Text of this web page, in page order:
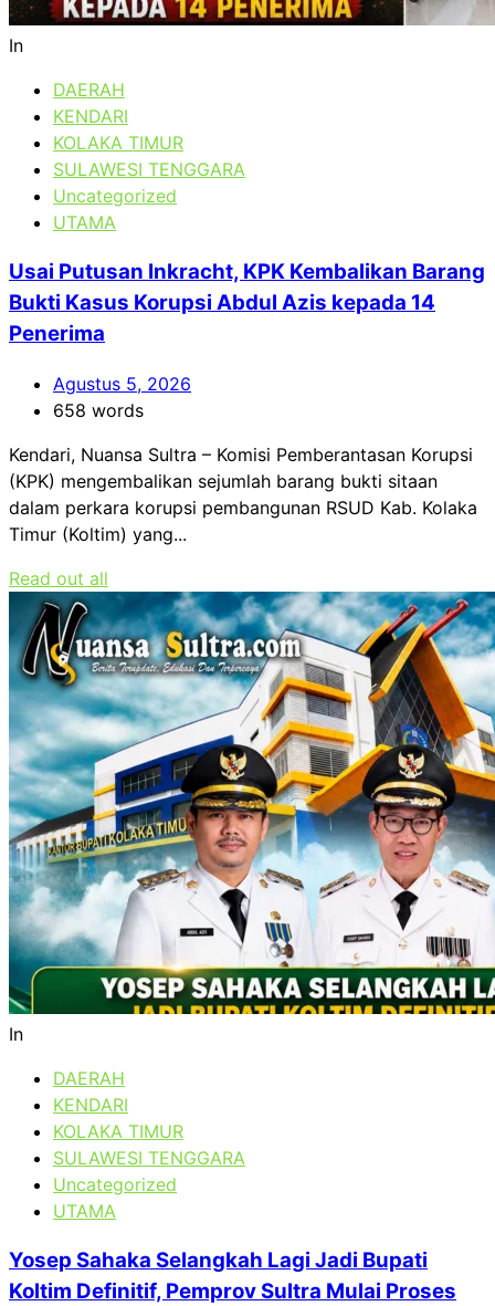
In
DAERAH
KENDARI
KOLAKA TIMUR
SULAWESI TENGGARA
Uncategorized
UTAMA
Usai Putusan Inkracht, KPK Kembalikan Barang
Bukti Kasus Korupsi Abdul Azis kepada 14
Penerima
Agustus 5, 2026
658 words
Kendari, Nuansa Sultra – Komisi Pemberantasan Korupsi
(KPK) mengembalikan sejumlah barang bukti sitaan
dalam perkara korupsi pembangunan RSUD Kab. Kolaka
Timur (Koltim) yang...
Read out all
In
DAERAH
KENDARI
KOLAKA TIMUR
SULAWESI TENGGARA
Uncategorized
UTAMA
Yosep Sahaka Selangkah Lagi Jadi Bupati
Koltim Definitif, Pemprov Sultra Mulai Proses